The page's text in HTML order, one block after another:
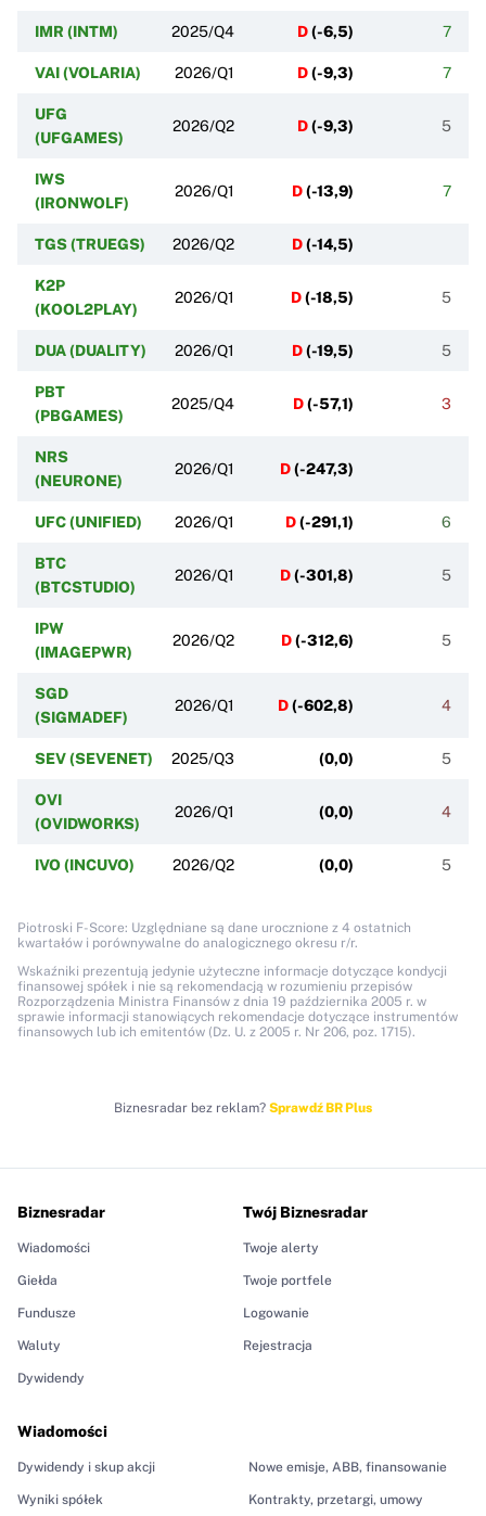
IMR (INTM) 2025/Q4 D(-6,5) 7
VAI (VOLARIA) 2026/Q1 D(-9,3) 7
UFG
(UFGAMES)
2026/Q2 D(-9,3) 5
IWS
(IRONWOLF)
2026/Q1 D(-13,9) 7
TGS (TRUEGS) 2026/Q2 D(-14,5)
K2P
(KOOL2PLAY)
2026/Q1 D(-18,5) 5
DUA (DUALITY) 2026/Q1 D(-19,5) 5
PBT
(PBGAMES)
2025/Q4 D(-57,1) 3
NRS
(NEURONE)
2026/Q1 D(-247,3)
UFC (UNIFIED) 2026/Q1 D(-291,1) 6
BTC
(BTCSTUDIO)
2026/Q1 D(-301,8) 5
IPW
(IMAGEPWR)
2026/Q2 D(-312,6) 5
SGD
(SIGMADEF)
2026/Q1 D(-602,8) 4
SEV (SEVENET) 2025/Q3 (0,0) 5
OVI
(OVIDWORKS)
2026/Q1 (0,0) 4
IVO (INCUVO) 2026/Q2 (0,0) 5
Piotroski F-Score: Uzględniane są dane urocznione z 4 ostatnich
kwartałów i porównywalne do analogicznego okresu r/r.
Wskaźniki prezentują jedynie użyteczne informacje dotyczące kondycji
finansowej spółek i nie są rekomendacją w rozumieniu przepisów
Rozporządzenia Ministra Finansów z dnia 19 października 2005 r. w
sprawie informacji stanowiących rekomendacje dotyczące instrumentów
finansowych lub ich emitentów (Dz. U. z 2005 r. Nr 206, poz. 1715).
Biznesradar bez reklam? Sprawdź BR Plus
Biznesradar
Wiadomości
Giełda
Fundusze
Waluty
Dywidendy
Wiadomości
Dywidendy i skup akcji
Wyniki spółek
Nowe emisje, ABB, finansowanie
Kontrakty, przetargi, umowy
Twój Biznesradar
Twoje alerty
Twoje portfele
Logowanie
Rejestracja